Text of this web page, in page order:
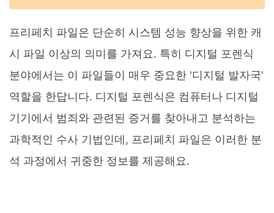
프리페치 파일은 단순히 시스템 성능 향상을 위한 캐
시 파일 이상의 의미를 가져요. 특히 디지털 포렌식
분야에서는 이 파일들이 매우 중요한 '디지털 발자국'
역할을 한답니다. 디지털 포렌식은 컴퓨터나 디지털
기기에서 범죄와 관련된 증거를 찾아내고 분석하는
과학적인 수사 기법인데, 프리페치 파일은 이러한 분
석 과정에서 귀중한 정보를 제공해요.